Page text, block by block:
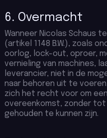
6. Overmacht
Wanneer Nicolas Schaus
(artikel 1148 B.W.), zoals
oorlog, lock-out, oproer,
vernieling van machines,
leverancier, niet in de
naar behoren uit te
zich het recht voor om
overeenkomst, zonder
gehouden te kunnen zijn.